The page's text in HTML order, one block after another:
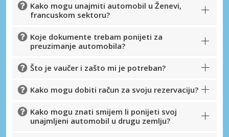
Kako mogu unajmiti automobil u Ženevi,
francuskom sektoru?
Koje dokumente trebam ponijeti za
preuzimanje automobila?
Što je vaučer i zašto mi je potreban?
Kako mogu dobiti račun za svoju rezervaciju?
Kako mogu znati smijem li ponijeti svoj
unajmljeni automobil u drugu zemlju?